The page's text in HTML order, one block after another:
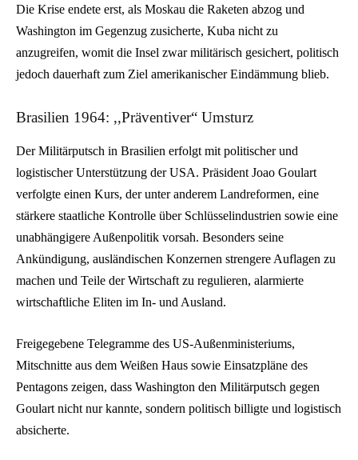
Die Krise endete erst, als Moskau die Raketen abzog und
Washington im Gegenzug zusicherte, Kuba nicht zu
anzugreifen, womit die Insel zwar militärisch gesichert, politisch
jedoch dauerhaft zum Ziel amerikanischer Eindämmung blieb.
Brasilien 1964: ,,Präventiver“ Umsturz
Der Militärputsch in Brasilien erfolgt mit politischer und
logistischer Unterstützung der USA. Präsident Joao Goulart
verfolgte einen Kurs, der unter anderem Landreformen, eine
stärkere staatliche Kontrolle über Schlüsselindustrien sowie eine
unabhängigere Außenpolitik vorsah. Besonders seine
Ankündigung, ausländischen Konzernen strengere Auflagen zu
machen und Teile der Wirtschaft zu regulieren, alarmierte
wirtschaftliche Eliten im In- und Ausland.
Freigegebene Telegramme des US-Außenministeriums,
Mitschnitte aus dem Weißen Haus sowie Einsatzpläne des
Pentagons zeigen, dass Washington den Militärputsch gegen
Goulart nicht nur kannte, sondern politisch billigte und logistisch
absicherte.